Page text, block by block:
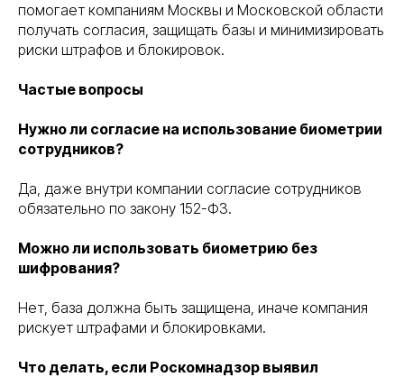
помогает компаниям Москвы и Московской области
получать согласия, защищать базы и минимизировать
риски штрафов и блокировок.
Частые вопросы
Нужно ли согласие на использование биометрии
сотрудников?
Да, даже внутри компании согласие сотрудников
обязательно по закону 152-ФЗ.
Можно ли использовать биометрию без
шифрования?
Нет, база должна быть защищена, иначе компания
рискует штрафами и блокировками.
Что делать, если Роскомнадзор выявил
Правосеть
Юридические услуги в Москве
Банкротство физических лиц в Москве